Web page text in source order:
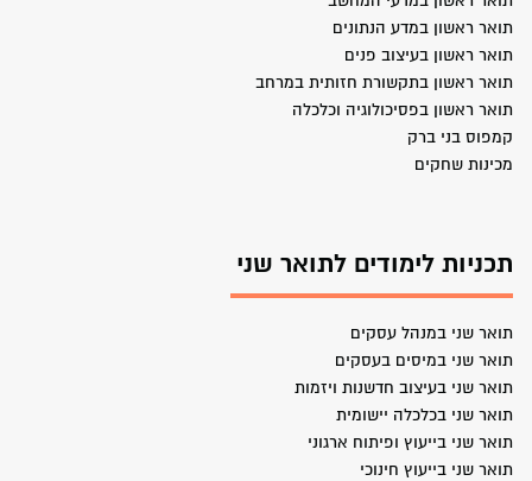
תואר ראשון במדע הנתונים
תואר ראשון בעיצוב פנים
תואר ראשון בתקשורת חזותית במרחב
תואר ראשון בפסיכולוגיה וכלכלה
קמפוס בני ברק
מכינות שחקים
תכניות לימודים לתואר שני
תואר שני במנהל עסקים
תואר שני במיסים בעסקים
תואר שני בעיצוב חדשנות ויזמות
תואר שני בכלכלה יישומית
תואר שני בייעוץ ופיתוח ארגוני
תואר שני בייעוץ חינוכי